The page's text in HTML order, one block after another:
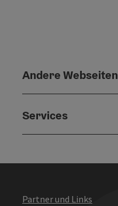
Andere Webseiten
Services
Partner und Links